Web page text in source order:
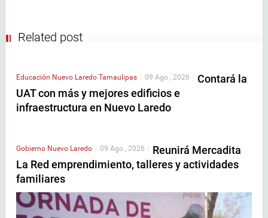
Related post
Educación Nuevo Laredo Tamaulipas 09 Ago , 2026
Contará la
UAT con más y mejores edificios e
infraestructura en Nuevo Laredo
Gobierno Nuevo Laredo | 09 Ago , 2026 | Reunirá Mercadita
La Red emprendimiento, talleres y actividades
familiares